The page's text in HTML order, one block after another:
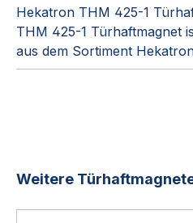
Hekatron THM 425-1
THM 425-1 Türhaftmagnet
aus dem Sortiment
Produktgalerie überspringen
Weitere